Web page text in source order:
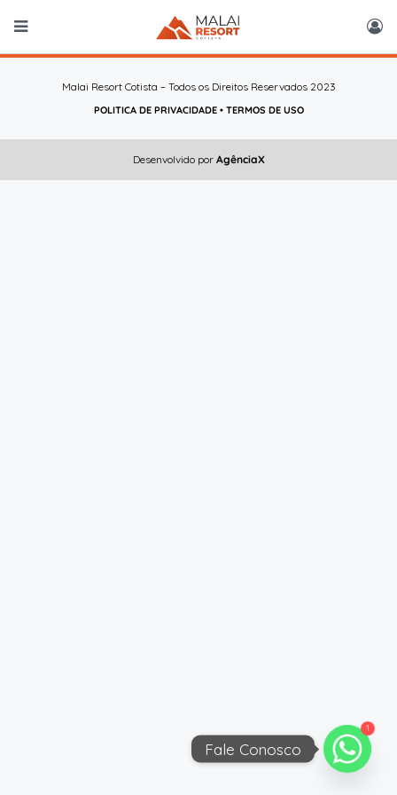
Malai Resort Cotista – Todos os Direitos Reservados 2023
POLITICA DE PRIVACIDADE• TERMOS DE USO
Desenvolvido porAgênciaX
1
Fale Conosco